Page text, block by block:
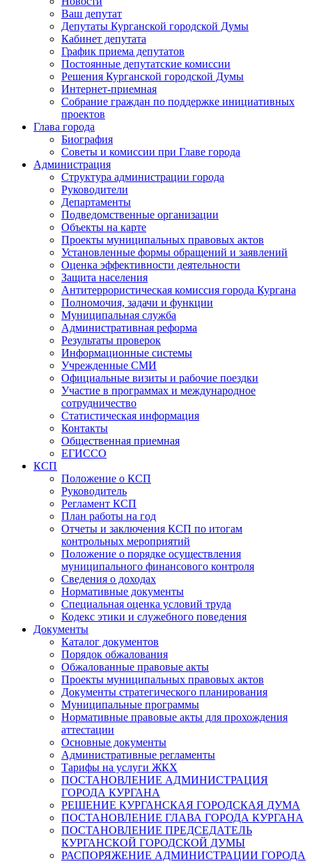
Ваш депутат
Депутаты Курганской городской Думы
Кабинет депутата
График приема депутатов
Постоянные депутатские комиссии
Решения Курганской городской Думы
Интернет-приемная
Собрание граждан по поддержке инициативных
проектов
Глава города
Биография
Советы и комиссии при Главе города
Администрация
Структура администрации города
Руководители
Департаменты
Подведомственные организации
Объекты на карте
Проекты муниципальных правовых актов
Установленные формы обращений и заявлений
Оценка эффективности деятельности
Защита населения
Антитеррористическая комиссия города Кургана
Полномочия, задачи и функции
Муниципальная служба
Административная реформа
Результаты проверок
Информационные системы
Учрежденные СМИ
Официальные визиты и рабочие поездки
Участие в программах и международное
сотрудничество
Статистическая информация
Контакты
Общественная приемная
ЕГИССО
КСП
Положение о КСП
Руководитель
Регламент КСП
План работы на год
Отчеты и заключения КСП по итогам
контрольных мероприятий
Положение о порядке осуществления
муниципального финансового контроля
Сведения о доходах
Нормативные документы
Специальная оценка условий труда
Кодекс этики и служебного поведения
Документы
Каталог документов
Порядок обжалования
Обжалованные правовые акты
Проекты муниципальных правовых актов
Документы стратегического планирования
Муниципальные программы
Нормативные правовые акты для прохождения
аттестации
Основные документы
Административные регламенты
Тарифы на услуги ЖКХ
ПОСТАНОВЛЕНИЕ АДМИНИСТРАЦИЯ
ГОРОДА КУРГАНА
РЕШЕНИЕ КУРГАНСКАЯ ГОРОДСКАЯ ДУМА
ПОСТАНОВЛЕНИЕ ГЛАВА ГОРОДА КУРГАНА
ПОСТАНОВЛЕНИЕ ПРЕДСЕДАТЕЛЬ
КУРГАНСКОЙ ГОРОДСКОЙ ДУМЫ
РАСПОРЯЖЕНИЕ АДМИНИСТРАЦИИ ГОРОДА